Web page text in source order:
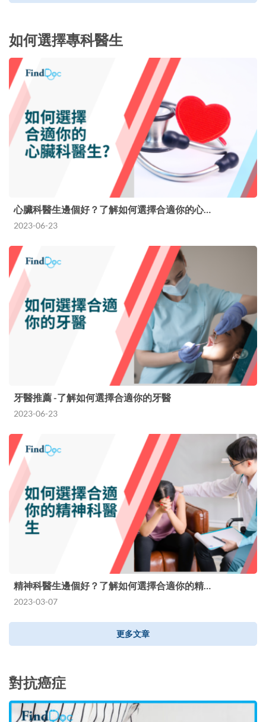
如何選擇專科醫生
心臟科醫生邊個好？了解如何選擇合適你的心…
2023-06-23
牙醫推薦 -了解如何選擇合適你的牙醫
2023-06-23
精神科醫生邊個好？了解如何選擇合適你的精…
2023-03-07
更多文章
對抗癌症